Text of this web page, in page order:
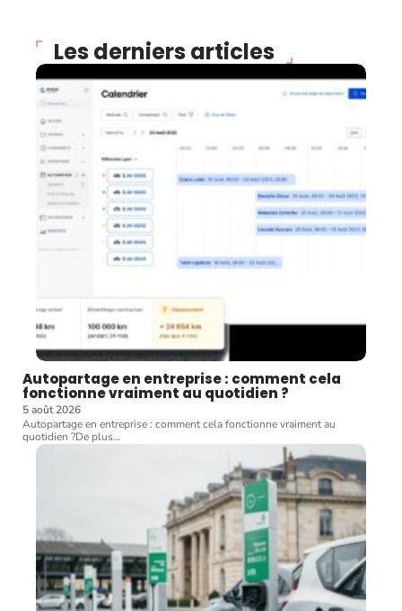
Les derniers articles
Autopartage en entreprise : comment cela
fonctionne vraiment au quotidien ?
5 août 2026
Autopartage en entreprise : comment cela fonctionne vraiment au
quotidien ?De plus…